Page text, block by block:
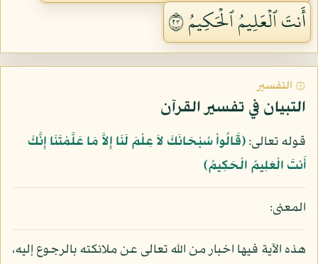
أَنتَ ٱلۡعَلِيمُ ٱلۡحَكِيمُ ٣٢
۞ التفسير
التبيان في تفسير القرآن
قوله تعالى:﴿قَالُواْ سُبْحَانَكَ لاَ عِلْمَ لَنَا إِلاَّ مَا عَلَّمْتَنَا إِنَّكَ
أَنتَ الْعَلِيمُ الْحَكِيمُ﴾
المعنى:
هذه الآية فيها اخبار من الله تعالى عن ملائكته بالرجوع إليه،